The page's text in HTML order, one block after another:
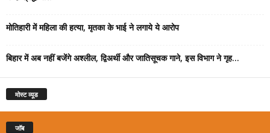
मोतिहारी में महिला की हत्या, मृतका के भाई ने लगाये ये आरोप
बिहार में अब नहीं बजेंगे अश्लील, द्विअर्थी और जातिसूचक गाने, इस विभाग ने गृह...
मोस्ट व्यूड
जॉब